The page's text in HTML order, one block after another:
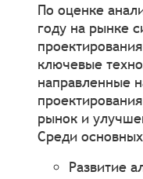
По оценке
году на рынке
ключевые
направленные
рынок и
Среди
Развитие